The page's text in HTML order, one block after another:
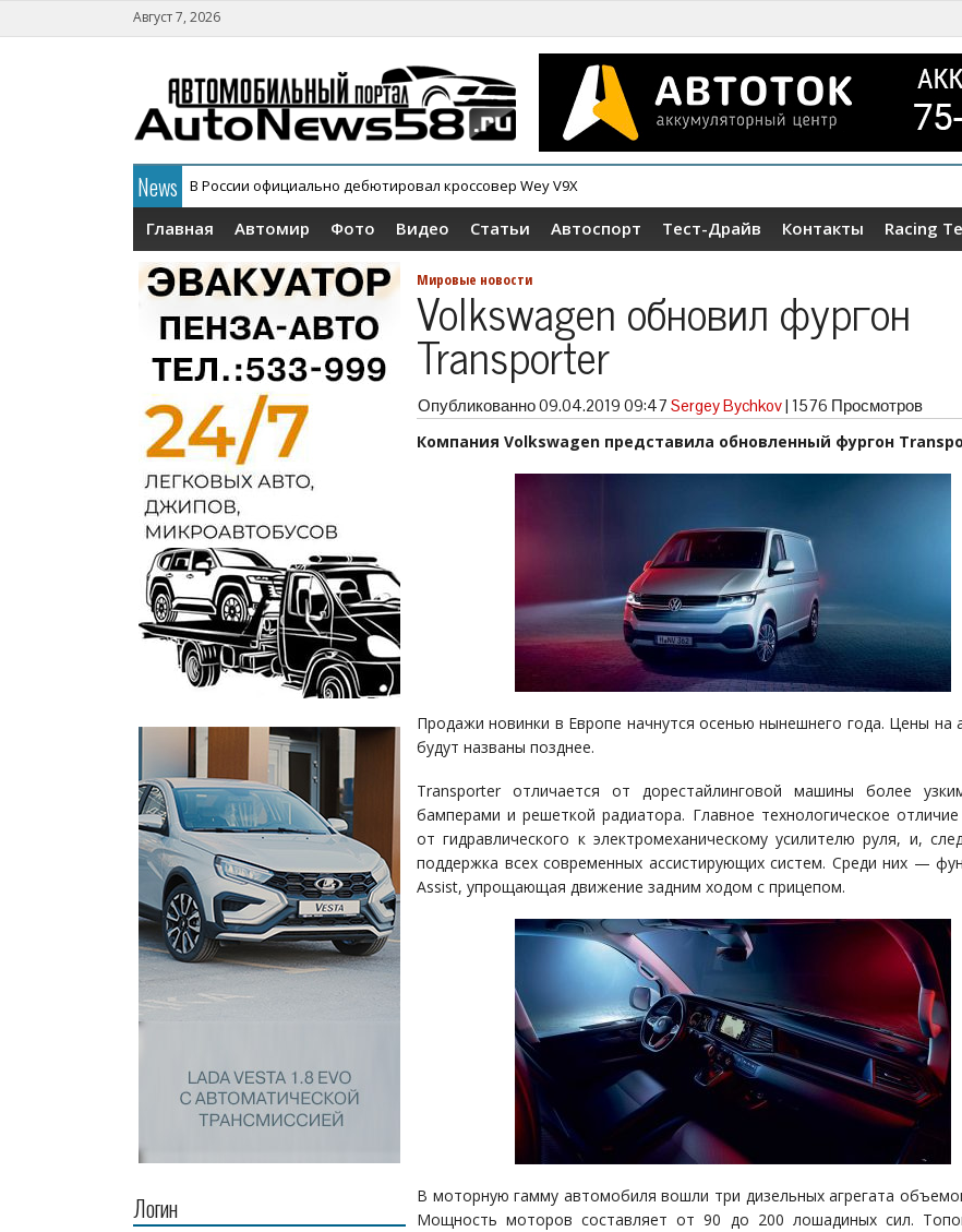
Август 7, 2026
News В России официально дебютировал кроссовер Wey V9X
АГР официально снял с конвейера кроссовер Tenet T4
Главная Автомир Фото Видео Статьи Автоспорт Тест-Драйв Контакты Racing
Логин
Мировые новости
Volkswagen обновил фургон
Transporter
Опубликованно09.04.2019 09:47 Sergey Bychkov| 1576 Просмотров
Компания Volkswagen представила обновленный фургон
Продажи новинки в Европе начнутся осенью нынешнего года. Цены на
будут названы позднее.
Transporter отличается от дорестайлинговой машины более
бамперами и решеткой радиатора. Главное технологическое
от гидравлического к электромеханическому усилителю руля, и,
поддержка всех современных ассистирующих систем. Среди них —
Assist, упрощающая движение задним ходом с прицепом.
В моторную гамму автомобиля вошли три дизельных агрегата
Мощность моторов составляет от 90 до 200 лошадиных сил.